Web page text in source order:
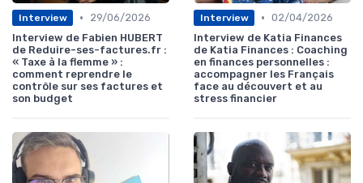
Interview •
29/06/2026
Interview de Fabien HUBERT
de Reduire-ses-factures.fr :
« Taxe à la flemme » :
comment reprendre le
contrôle sur ses factures et
son budget
Interview • 02/04/2026
Interview de Katia Finances
de Katia Finances : Coaching
en finances personnelles :
accompagner les Français
face au découvert et au
stress financier